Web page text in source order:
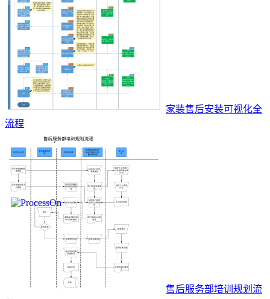
家装售后安装可视化全
流程
售后服务部培训规划流